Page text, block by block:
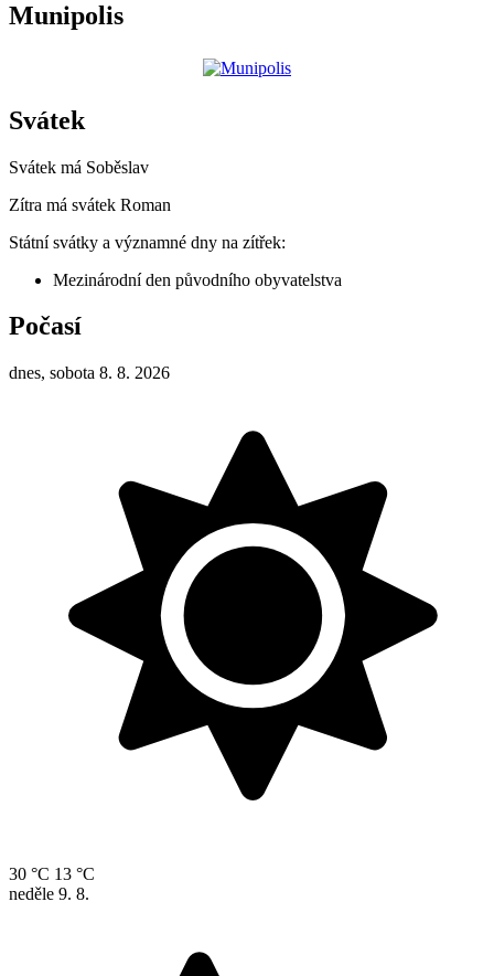
Munipolis
Svátek
Svátek má Soběslav
Zítra má svátek Roman
Státní svátky a významné dny na zítřek:
Mezinárodní den původního obyvatelstva
Počasí
dnes, sobota 8. 8. 2026
30 °C 13 °C
neděle 9. 8.